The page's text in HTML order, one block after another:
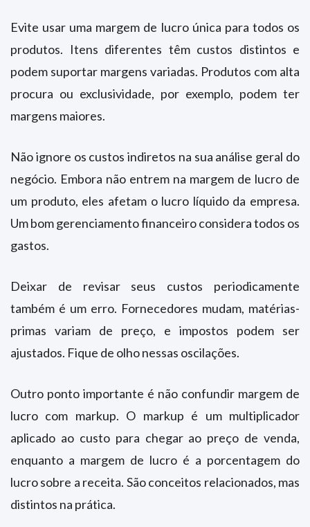
Evite usar uma margem de lucro única para todos os
produtos. Itens diferentes têm custos distintos e
podem suportar margens variadas. Produtos com alta
procura ou exclusividade, por exemplo, podem ter
margens maiores.
Não ignore os custos indiretos na sua análise geral do
negócio. Embora não entrem na margem de lucro de
um produto, eles afetam o lucro líquido da empresa.
Um bom gerenciamento financeiro considera todos os
gastos.
Deixar de revisar seus custos periodicamente
também é um erro. Fornecedores mudam, matérias-
primas variam de preço, e impostos podem ser
ajustados. Fique de olho nessas oscilações.
Outro ponto importante é não confundir margem de
lucro com markup. O markup é um multiplicador
aplicado ao custo para chegar ao preço de venda,
enquanto a margem de lucro é a porcentagem do
lucro sobre a receita. São conceitos relacionados, mas
distintos na prática.